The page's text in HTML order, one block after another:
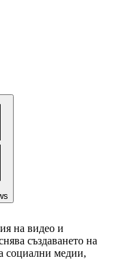
на видео и
създаването на
социални медии,